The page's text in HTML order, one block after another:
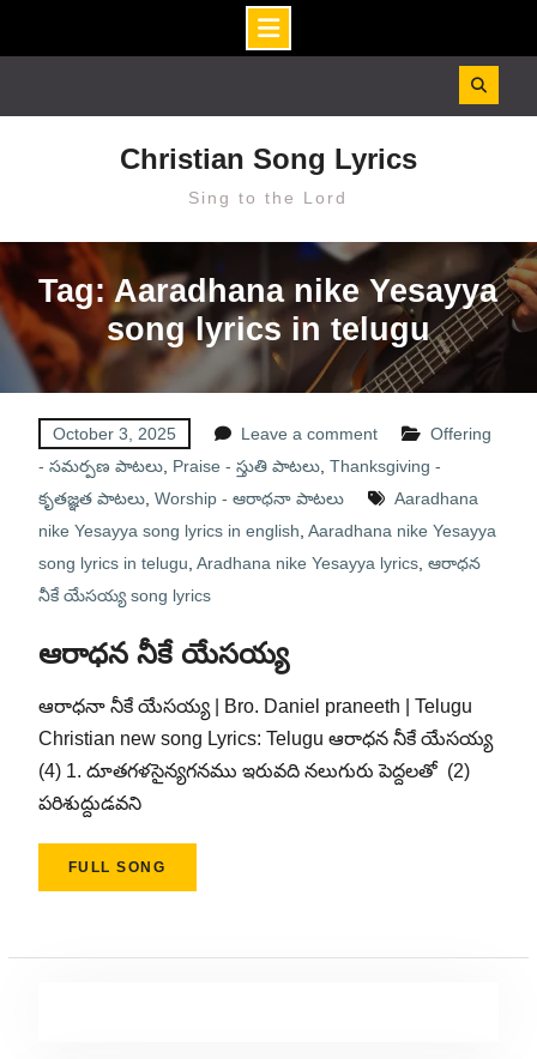
Christian Song Lyrics
Sing to the Lord
Tag: Aaradhana nike Yesayya
song lyrics in telugu
October 3, 2025 Leave a comment
Offering
- సమర్పణ పాటలు, Praise - స్తుతి పాటలు, Thanksgiving -
కృతజ్ఞత పాటలు, Worship - ఆరాధనా పాటలు
Aaradhana
nike Yesayya song lyrics in english Aaradhana nike Yesayya
song lyrics in telugu Aradhana nike Yesayya lyrics, ఆరాధన
నీకే యేసయ్య song lyrics
ఆరాధన నీకే యేసయ్య
ఆరాధనా నీకే యేసయ్య | Bro. Daniel praneeth | Telugu
Christian new song Lyrics: Telugu ఆరాధన నీకే యేసయ్య
(4) 1. దూతగళసైన్యగనము ఇరువది నలుగురు పెద్దలతో (2)
పరిశుద్దుడవని
FULL SONG